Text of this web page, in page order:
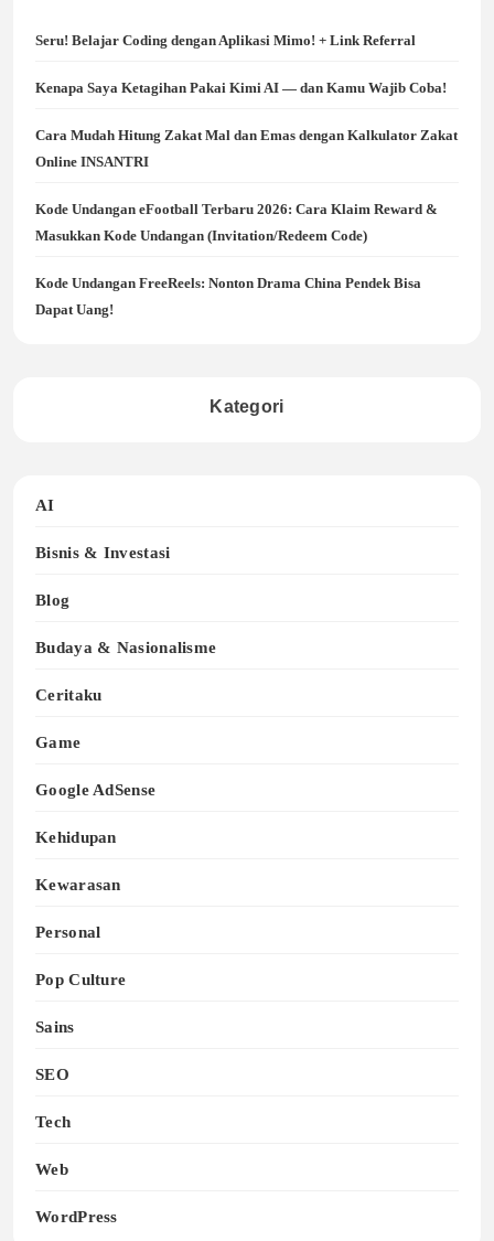
Seru! Belajar Coding dengan Aplikasi Mimo! + Link Referral
Kenapa Saya Ketagihan Pakai Kimi AI — dan Kamu Wajib Coba!
Cara Mudah Hitung Zakat Mal dan Emas dengan Kalkulator Zakat
Online INSANTRI
Kode Undangan eFootball Terbaru 2026: Cara Klaim Reward &
Masukkan Kode Undangan (Invitation/Redeem Code)
Kode Undangan FreeReels: Nonton Drama China Pendek Bisa
Dapat Uang!
Kategori
AI
Bisnis & Investasi
Blog
Budaya & Nasionalisme
Ceritaku
Game
Google AdSense
Kehidupan
Kewarasan
Personal
Pop Culture
Sains
SEO
Tech
Web
WordPress